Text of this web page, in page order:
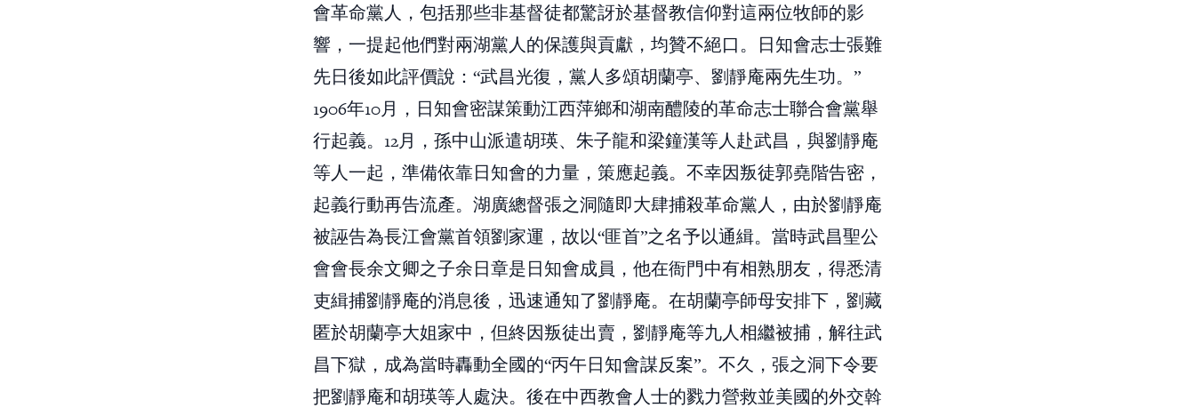
會革命黨人，包括那些非基督徒都驚訝於基督教信仰對這兩位牧師的影
響，一提起他們對兩湖黨人的保護與貢獻，均贊不絕口。日知會志士張難
先日後如此評價說：“武昌光復，黨人多頌胡蘭亭、劉靜庵兩先生功。”
1906年10月，日知會密謀策動江西萍鄉和湖南醴陵的革命志士聯合會黨舉
行起義。12月，孫中山派遣胡瑛、朱子龍和梁鐘漢等人赴武昌，與劉靜庵
等人一起，準備依靠日知會的力量，策應起義。不幸因叛徒郭堯階告密，
起義行動再告流產。湖廣總督張之洞隨即大肆捕殺革命黨人，由於劉靜庵
被誣告為長江會黨首領劉家運，故以“匪首”之名予以通緝。當時武昌聖公
會會長余文卿之子余日章是日知會成員，他在衙門中有相熟朋友，得悉清
吏緝捕劉靜庵的消息後，迅速通知了劉靜庵。在胡蘭亭師母安排下，劉藏
匿於胡蘭亭大姐家中，但終因叛徒出賣，劉靜庵等九人相繼被捕，解往武
昌下獄，成為當時轟動全國的“丙午日知會謀反案”。不久，張之洞下令要
把劉靜庵和胡瑛等人處決。後在中西教會人士的戮力營救並美國的外交斡